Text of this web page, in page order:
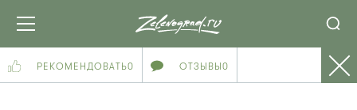
РЕКОМЕНДОВАТЬ0 ОТЗЫВЫ0